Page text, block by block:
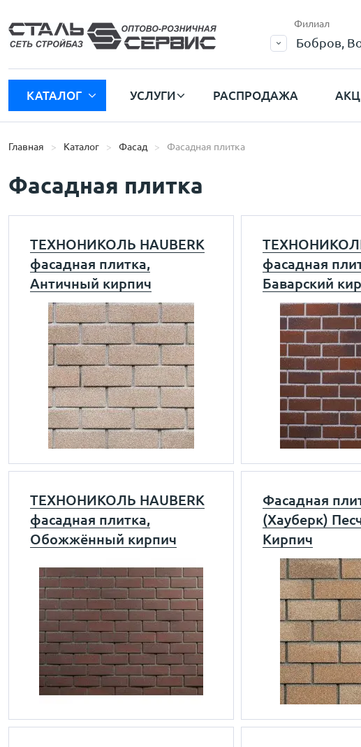
Филиал
Бобров,
КАТАЛОГ УСЛУГИ РАСПРОДАЖА
Главная Каталог Фасад Фасадная плитка
Фасадная плитка
ТЕХНОНИКОЛЬ HAUBERK
фасадная плитка,
Античный кирпич
фасадная
Баварский
ТЕХНОНИКОЛЬ HAUBERK
фасадная плитка,
Обожжённый кирпич
Фасадная
(Хауберк)
Кирпич